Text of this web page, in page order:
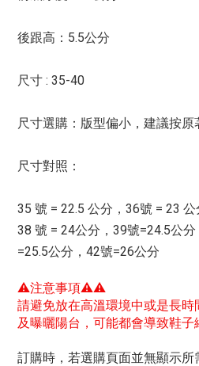
後跟高：5.5公分
尺寸 : 35-40
尺寸選購：版型偏小，建議按原
尺寸對照：
35 號 = 22.5 公分，36號 = 23 公
38 號 = 24公分，39號=24.5公
=25.5公分，42號=26公分
⚠注意事項⚠⚠
請避免放在高溫環境中或是長時
及曝曬陽台，可能都會導致鞋子
訂購時，若選購頁面並無顯示所